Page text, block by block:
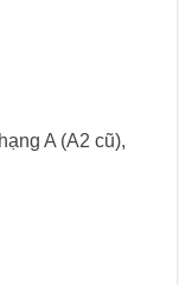
A (A2 cũ),